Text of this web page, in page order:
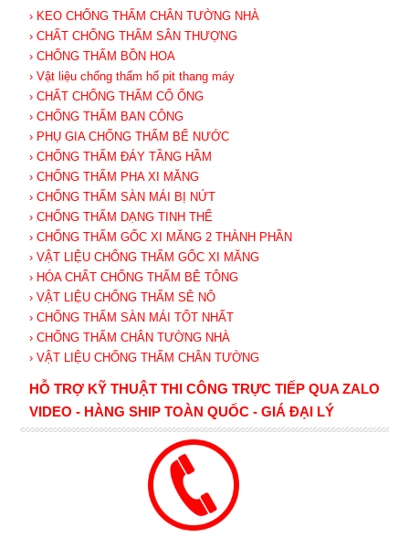
› KEO CHỐNG THẤM CHÂN TƯỜNG NHÀ
› CHẤT CHỐNG THẤM SÂN THƯỢNG
› CHỐNG THẤM BỒN HOA
› Vật liệu chống thấm hố pit thang máy
› CHẤT CHỐNG THẤM CỔ ỐNG
› CHỐNG THẤM BAN CÔNG
› PHỤ GIA CHỐNG THẤM BỂ NƯỚC
› CHỐNG THẤM ĐÁY TẦNG HẦM
› CHỐNG THẤM PHA XI MĂNG
› CHỐNG THẤM SÀN MÁI BỊ NỨT
› CHỐNG THẤM DẠNG TINH THỂ
› CHỐNG THẤM GỐC XI MĂNG 2 THÀNH PHẦN
› VẬT LIỆU CHỐNG THẤM GỐC XI MĂNG
› HÓA CHẤT CHỐNG THẤM BÊ TÔNG
› VẬT LIỆU CHỐNG THẤM SÊ NÔ
› CHỐNG THẤM SÀN MÁI TỐT NHẤT
› CHỐNG THẤM CHÂN TƯỜNG NHÀ
› VẬT LIỆU CHỐNG THẤM CHÂN TƯỜNG
HỖ TRỢ KỸ THUẬT THI CÔNG TRỰC TIẾP QUA ZALO
VIDEO - HÀNG SHIP TOÀN QUỐC - GIÁ ĐẠI LÝ